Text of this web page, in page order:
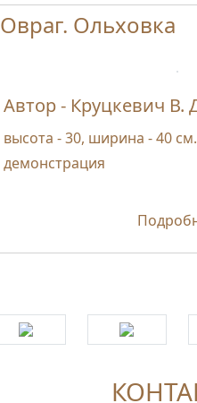
Овраг. Ольховка
Автор - Круцкевич В.
высота - 30, ширина - 40
демонстрация